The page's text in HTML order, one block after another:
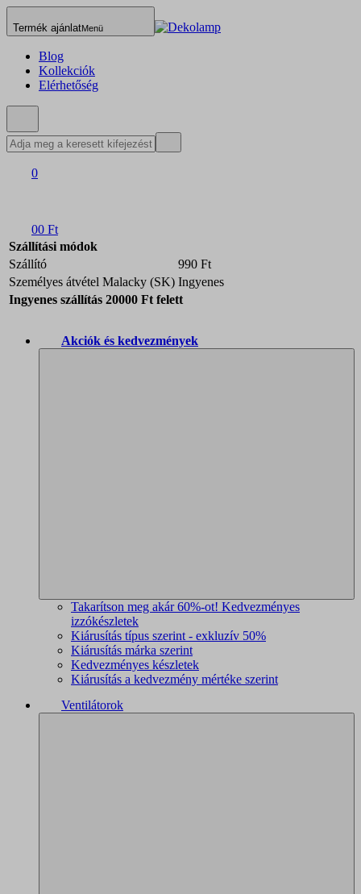
Termék ajánlatMenü
Blog
Kollekciók
Elérhetőség
0
00 Ft
Szállítási módok
Szállító
990 Ft
Személyes átvétel Malacky (SK) Ingyenes
Ingyenes szállítás 20000 Ft felett
Akciók és kedvezmények
Takarítson meg akár 60%-ot! Kedvezményes
izzókészletek
Kiárusítás típus szerint - exkluzív 50%
Kiárusítás márka szerint
Kedvezményes készletek
Kiárusítás a kedvezmény mértéke szerint
Ventilátorok